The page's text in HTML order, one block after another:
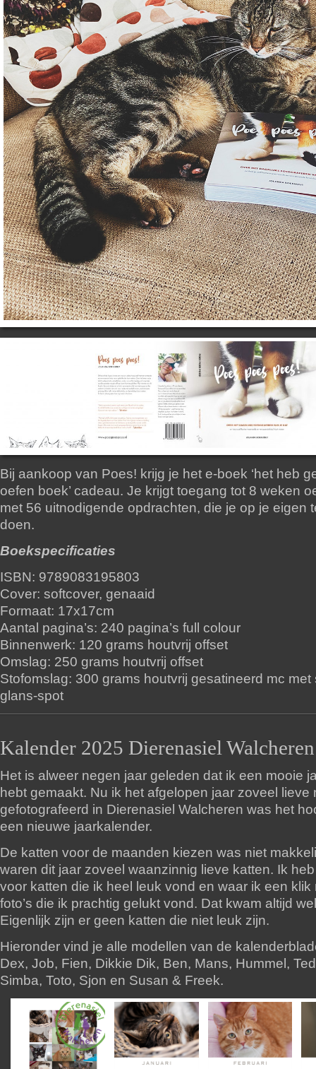
Bij aankoop van Poes! krijg je het e-boek ‘het heb
oefen boek’ cadeau. Je krijgt toegang tot 8 weken
met 56 uitnodigende opdrachten, die je op je eigen
doen.
Boekspecificaties
ISBN: 9789083195803
Cover: softcover, genaaid
Formaat: 17x17cm
Aantal pagina’s: 240 pagina’s full colour
Binnenwerk: 120 grams houtvrij offset
Omslag: 250 grams houtvrij offset
Stofomslag: 300 grams houtvrij gesatineerd mc met
glans-spot
Kalender 2025 Dierenasiel Walcheren
Het is alweer negen jaar geleden dat ik een mooie
hebt gemaakt. Nu ik het afgelopen jaar zoveel lieve
gefotografeerd in Dierenasiel Walcheren was het
een nieuwe jaarkalender.
De katten voor de maanden kiezen was niet
waren dit jaar zoveel waanzinnig lieve katten. Ik
voor katten die ik heel leuk vond en waar ik een klik
foto’s die ik prachtig gelukt vond. Dat kwam altijd
Eigenlijk zijn er geen katten die niet leuk zijn.
Hieronder vind je alle modellen van de
Dex, Job, Fien, Dikkie Dik, Ben, Mans, Hummel,
Simba, Toto, Sjon en Susan & Freek.